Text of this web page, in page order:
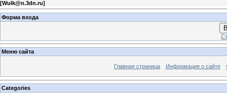
[Wulk@n.3dn.ru]
Форма входа
Меню сайта
Главная страница Информация о сайте
Categories